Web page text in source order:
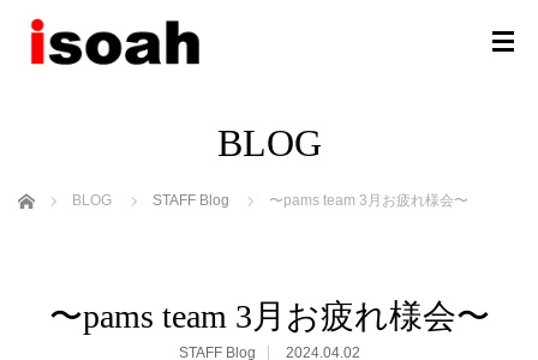
BLOG
ホーム BLOG STAFF Blog 〜pams team 3月お疲れ様会〜
〜pams team 3月お疲れ様会〜
STAFF Blog 2024.04.02